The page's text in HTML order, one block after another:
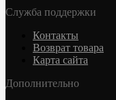
Служба поддержки
Контакты
Возврат товара
Карта сайта
Дополнительно